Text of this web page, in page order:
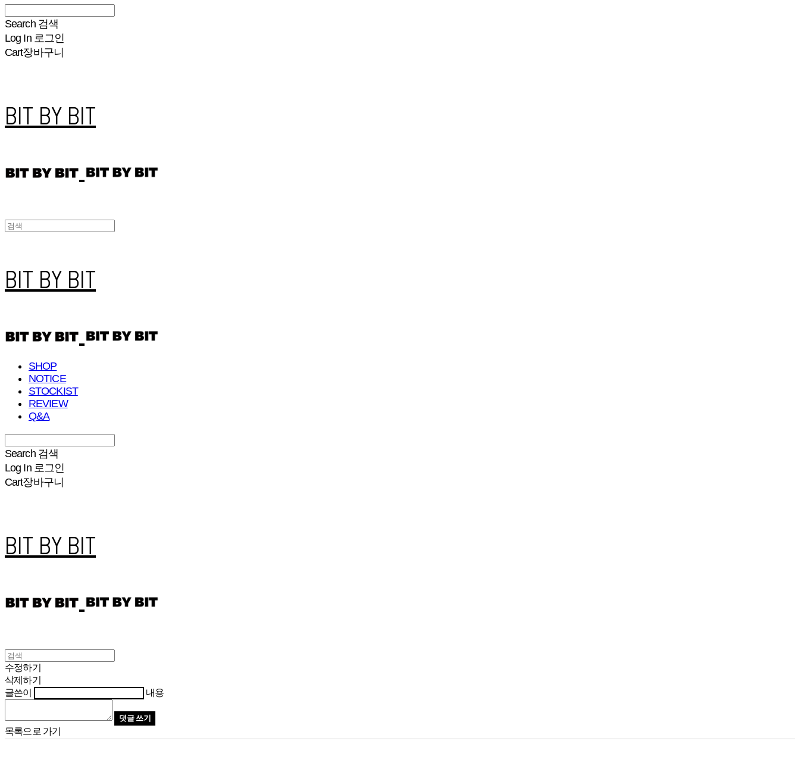
Search 검색
Log In 로그인
Cart장바구니
BIT BY BIT
BIT BY BIT
SHOP
NOTICE
STOCKIST
REVIEW
Q&A
Search 검색
Log In 로그인
Cart장바구니
BIT BY BIT
수정하기
삭제하기
글쓴이
내용
댓글 쓰기
목록으로 가기